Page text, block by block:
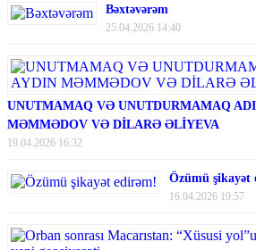
Bəxtəvərəm
25.04.2026 14:40
UNUTMAMAQ VƏ UNUTDURMAMAQ
MƏMMƏDOV VƏ DİLARƏ ƏLİYEVA
19.04.2026 16:32
Özümü şikayət
16.04.2026 19:57